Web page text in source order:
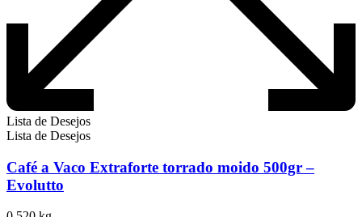
Lista de Desejos
Lista de Desejos
Café a Vaco Extraforte torrado moido 500gr –
Evolutto